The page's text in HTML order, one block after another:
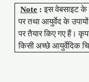
Note : इस वेबसाइट
पर तथा आयुर्वेद के
पर तैयार किए गए हैं।
किसी अच्छे आयुर्वेदिक